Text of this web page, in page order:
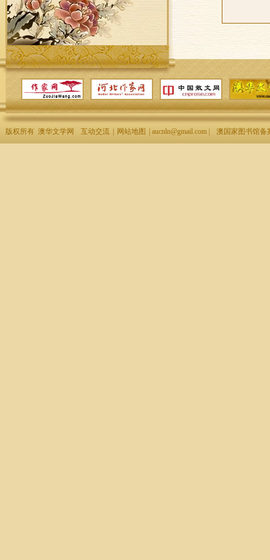
版权所有 澳华文学网 互动交流 网站地图 | aucnln@gmail.com | 澳国家图书馆备